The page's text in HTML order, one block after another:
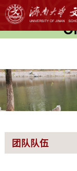
伟德国
团队队伍